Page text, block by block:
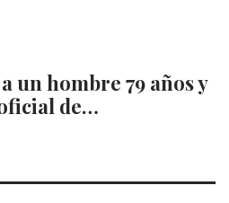
un hombre 79 años y
de…